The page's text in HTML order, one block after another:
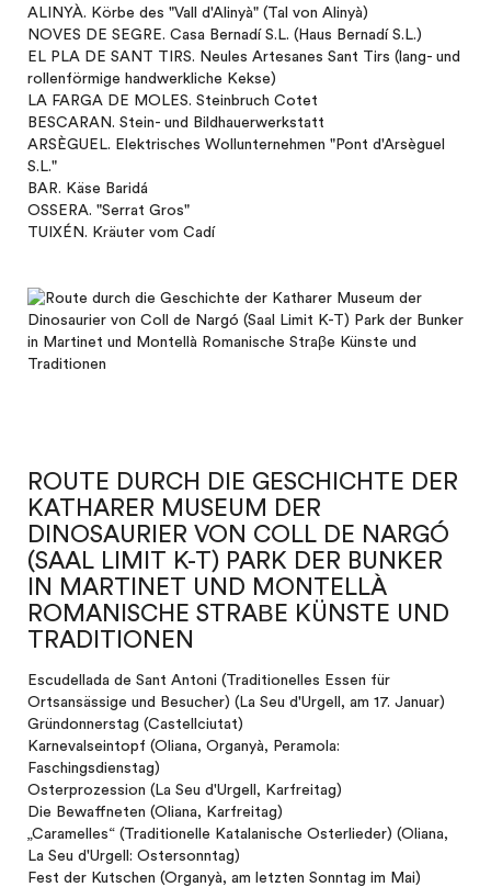
ALINYÀ. Körbe des "Vall d'Alinyà" (Tal von Alinyà)
NOVES DE SEGRE. Casa Bernadí S.L. (Haus Bernadí S.L.)
EL PLA DE SANT TIRS. Neules Artesanes Sant Tirs (lang- und
rollenförmige handwerkliche Kekse)
LA FARGA DE MOLES. Steinbruch Cotet
BESCARAN. Stein- und Bildhauerwerkstatt
ARSÈGUEL. Elektrisches Wollunternehmen "Pont d'Arsèguel
S.L."
BAR. Käse Baridá
OSSERA. "Serrat Gros"
TUIXÉN. Kräuter vom Cadí
ROUTE DURCH DIE GESCHICHTE DER
KATHARER MUSEUM DER
DINOSAURIER VON COLL DE NARGÓ
(SAAL LIMIT K-T) PARK DER BUNKER
IN MARTINET UND MONTELLÀ
ROMANISCHE STRAΒE KÜNSTE UND
TRADITIONEN
Escudellada de Sant Antoni (Traditionelles Essen für
Ortsansässige und Besucher) (La Seu d'Urgell, am 17. Januar)
Gründonnerstag (Castellciutat)
Karnevalseintopf (Oliana, Organyà, Peramola:
Faschingsdienstag)
Osterprozession (La Seu d'Urgell, Karfreitag)
Die Bewaffneten (Oliana, Karfreitag)
„Caramelles“ (Traditionelle Katalanische Osterlieder) (Oliana,
La Seu d'Urgell: Ostersonntag)
Fest der Kutschen (Organyà, am letzten Sonntag im Mai)